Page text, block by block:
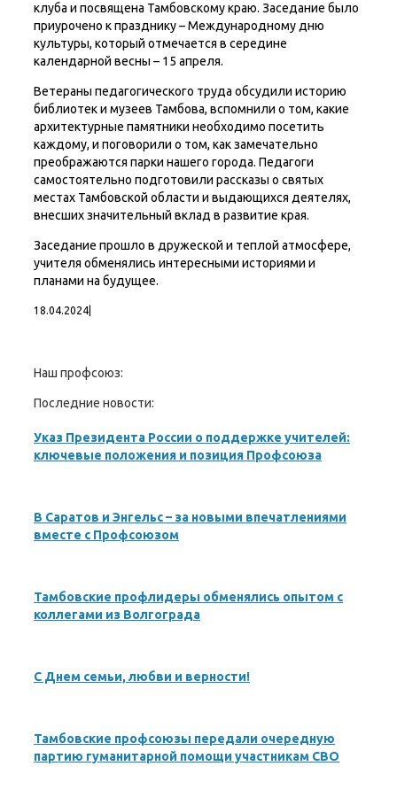
клуба и посвящена Тамбовскому краю. Заседание было
приурочено к празднику – Международному дню
культуры, который отмечается в середине
календарной весны – 15 апреля.
Ветераны педагогического труда обсудили историю
библиотек и музеев Тамбова, вспомнили о том, какие
архитектурные памятники необходимо посетить
каждому, и поговорили о том, как замечательно
преображаются парки нашего города. Педагоги
самостоятельно подготовили рассказы о святых
местах Тамбовской области и выдающихся деятелях,
внесших значительный вклад в развитие края.
Заседание прошло в дружеской и теплой атмосфере,
учителя обменялись интересными историями и
планами на будущее.
18.04.2024
Наш профсоюз:
Последние новости:
Указ Президента России о поддержке учителей:
ключевые положения и позиция Профсоюза
В Саратов и Энгельс – за новыми впечатлениями
вместе с Профсоюзом
Тамбовские профлидеры обменялись опытом с
коллегами из Волгограда
С Днем семьи, любви и верности!
Тамбовские профсоюзы передали очередную
партию гуманитарной помощи участникам СВО